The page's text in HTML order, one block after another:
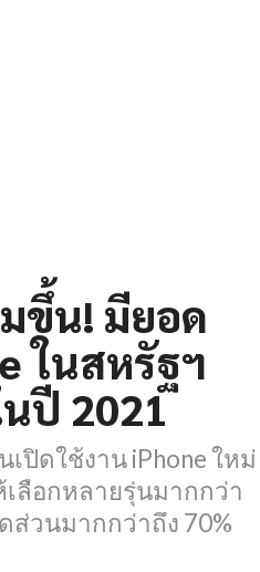
ขึ้น! มียอด
ในสหรัฐฯ
ปี 2021
เปิดใช้งาน iPhone ใหม่
เลือกหลายรุ่นมากกว่า
ส่วนมากกว่าถึง 70%